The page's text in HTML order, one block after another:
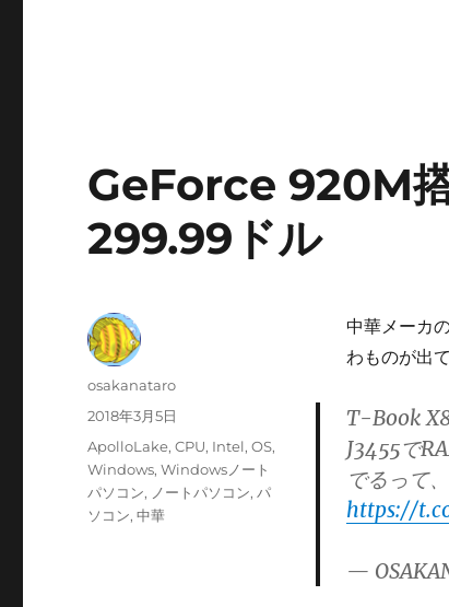
GeForce 920M
299.99ドル
中華メーカ
わものが出
T-Book
J3455で
でるって
https://
—
投
osakanataro
投
日:
2018年3月5日
カ
テ
ゴ
リ
ApolloLake,CPU, Intel,OS,
Windows,Windowsノート
パソコン, ノートパソコン, パ
ソコン,中華